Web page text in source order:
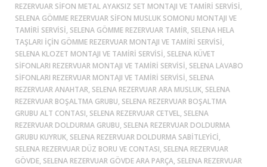
REZERVUAR SIFON METAL AYAKSIZ SET MONTAJI VE TAMIRI SERVISI,
SELENA GÖMME REZERVUAR SIFON MUSLUK SOMONU MONTAJI VE
TAMIRI SERVISI, SELENA GÖMME REZERVUAR TAMIR, SELENA HELA
TAŞLARI IÇIN GÖMME REZERVUAR MONTAJI VE TAMIRI SERVISI,
SELENA KLOZET MONTAJI VE TAMIRI SERVISI, SELENA KÜVET
SIFONLARI REZERVUAR MONTAJI VE TAMIRI SERVISI, SELENA LAVABO
SIFONLARI REZERVUAR MONTAJI VE TAMIRI SERVISI, SELENA
REZERVUAR ANAHTAR, SELENA REZERVUAR ARA MUSLUK, SELENA
REZERVUAR BOŞALTMA GRUBU, SELENA REZERVUAR BOŞALTMA
GRUBU ALT CONTASI, SELENA REZERVUAR CETVEL, SELENA
REZERVUAR DOLDURMA GRUBU, SELENA REZERVUAR DOLDURMA
GRUBU KUYRUK, SELENA REZERVUAR DOLDURMA SABITLEYICI,
SELENA REZERVUAR DÜZ BORU VE CONTASI, SELENA REZERVUAR
GÖVDE, SELENA REZERVUAR GÖVDE ARA PARÇA, SELENA REZERVUAR